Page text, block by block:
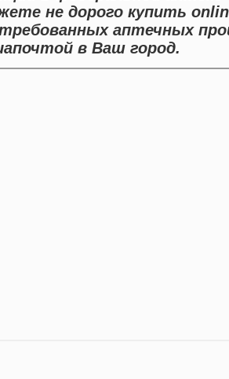
не дорого купить
аптечных
в Ваш город.